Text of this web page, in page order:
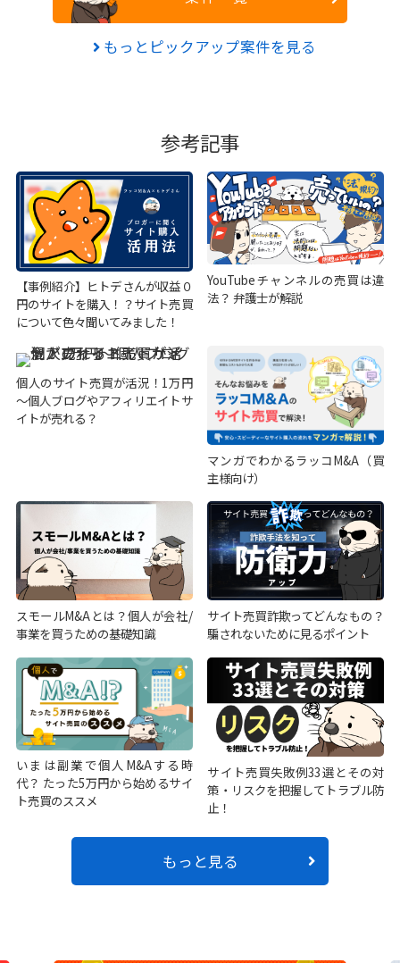
もっとピックアップ案件を見る
参考記事
【事例紹介】ヒトデさんが収益０
円のサイトを購入！？サイト売買
について色々聞いてみました！
YouTubeチャンネルの売買は違
法？ 弁護士が解説
個人のサイト売買が活況！1万円
～個人ブログやアフィリエイトサ
イトが売れる？
マンガでわかるラッコM&A（買
主様向け）
スモールM&Aとは？個人が会社/
事業を買うための基礎知識
サイト売買詐欺ってどんなもの？
騙されないために見るポイント
いまは副業で個人M&Aする時
代？ たった5万円から始めるサイ
ト売買のススメ
サイト売買失敗例33選とその対
策・リスクを把握してトラブル防
止！
もっと見る